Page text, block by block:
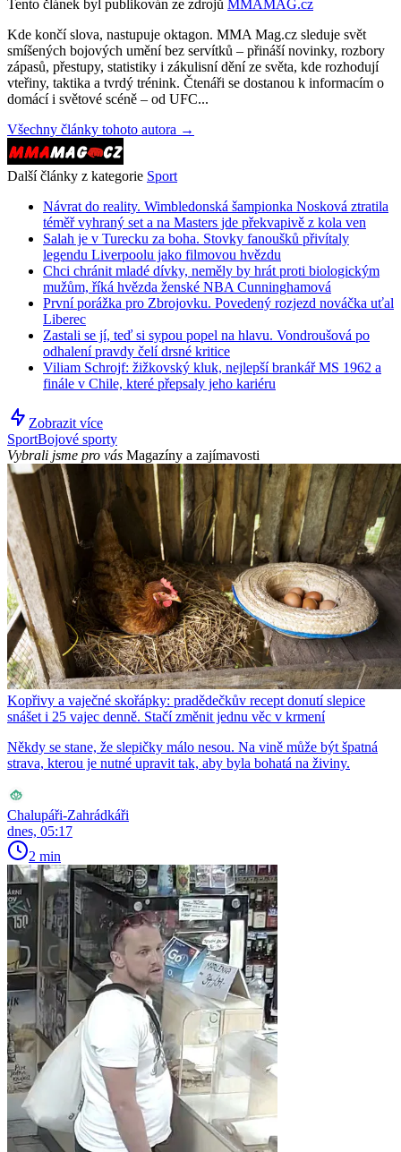
Tento článek byl publikován ze zdrojů MMAMAG.cz
Kde končí slova, nastupuje oktagon. MMA Mag.cz sleduje svět
smíšených bojových umění bez servítků – přináší novinky, rozbory
zápasů, přestupy, statistiky i zákulisní dění ze světa, kde rozhodují
vteřiny, taktika a tvrdý trénink. Čtenáři se dostanou k informacím o
domácí i světové scéně – od UFC...
Všechny články tohoto autora →
Další články z kategorie Sport
Návrat do reality. Wimbledonská šampionka Nosková ztratila
téměř vyhraný set a na Masters jde překvapivě z kola ven
Salah je v Turecku za boha. Stovky fanoušků přivítaly
legendu Liverpoolu jako filmovou hvězdu
Chci chránit mladé dívky, neměly by hrát proti biologickým
mužům, říká hvězda ženské NBA Cunninghamová
První porážka pro Zbrojovku. Povedený rozjezd nováčka uťal
Liberec
Zastali se jí, teď si sypou popel na hlavu. Vondroušová po
odhalení pravdy čelí drsné kritice
Viliam Schrojf: žižkovský kluk, nejlepší brankář MS 1962 a
finále v Chile, které přepsaly jeho kariéru
Zobrazit více
SportBojové sporty
Vybrali jsme pro vás Magazíny a zajímavosti
Kopřivy a vaječné skořápky: pradědečkův recept donutí slepice
snášet i 25 vajec denně. Stačí změnit jednu věc v krmení
Někdy se stane, že slepičky málo nesou. Na vině může být špatná
strava, kterou je nutné upravit tak, aby byla bohatá na živiny.
Chalupáři-Zahrádkáři
dnes, 05:17
2 min